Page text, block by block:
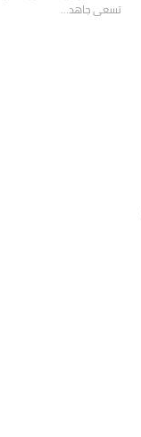
تسعى جاهد…